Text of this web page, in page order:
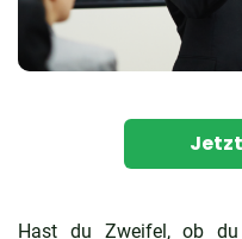
Hast du Zweifel, ob